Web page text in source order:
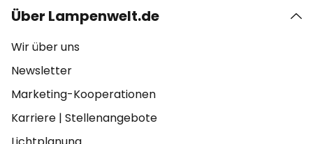
Über Lampenwelt.de
Wir über uns
Newsletter
Marketing-Kooperationen
Karriere | Stellenangebote